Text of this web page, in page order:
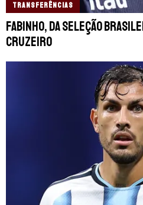
TRANSFERÊNCIAS
Fabinho, da Seleção
Cruzeiro